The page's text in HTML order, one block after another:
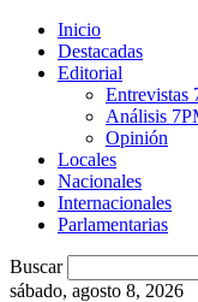
Inicio
Destacadas
Editorial
Entrevistas
Análisis
Opinión
Locales
Nacionales
Internacionales
Parlamentarias
Buscar
sábado, agosto 8, 2026